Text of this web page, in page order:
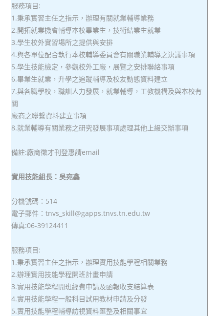
服務項目:
1.秉承實習主任之指示，辦理有關就業輔導業務
2.開拓就業機會輔導本校畢業生，技術結業生就業
3.學生校外實習場所之提供與安排
4.與各單位配合執行本校輔導委員會有關職業輔導之決議事項
5.學生技能檢定，參觀校外工廠，展覽之安排聯絡事項
6.畢業生就業，升學之追蹤輔導及校友動態資料建立
7.與各職學校，職訓人力發展，就業輔導，工教機構及與本校有
關
廠商之聯繫資料建立事項
8.就業輔導有關業務之研究發展事項處理其他上級交辦事項
備註:廠商徵才刊登惠請email
實用技能組長：吳宛鑫
分機號碼：514
電子郵件：tnvs_skill@gapps.tnvs.tn.edu.tw
傳真:06-39124411
服務項目:
1.秉承實習主任之指示，辦理實用技能學程相關業務
2.辦理實用技能學程開班計畫申請
3.實用技能學程開班經費申請及函報收支結算表
4.實用技能學程一般科目試用教材申請及分發
5.實用技能學程輔導訪視資料匯整及相關事宜